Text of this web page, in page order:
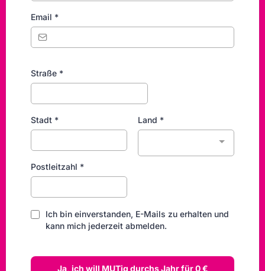
Email *
Straße *
Stadt * Land *
Postleitzahl *
Ich bin einverstanden, E-Mails zu erhalten und
kann mich jederzeit abmelden.
Ja, ich will MUTig durchs Jahr für 0 €